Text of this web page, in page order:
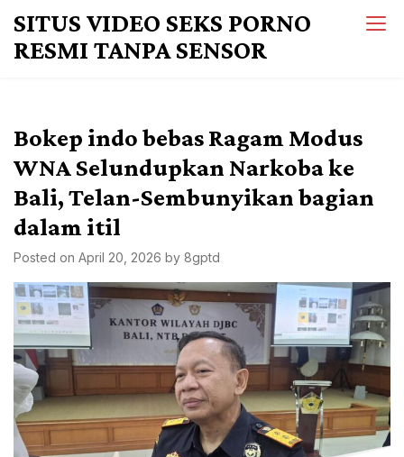
content
SITUS VIDEO SEKS PORNO
RESMI TANPA SENSOR
Bokep indo bebas Ragam Modus
WNA Selundupkan Narkoba ke
Bali, Telan-Sembunyikan bagian
dalam itil
Posted on April 20, 2026 by 8gptd